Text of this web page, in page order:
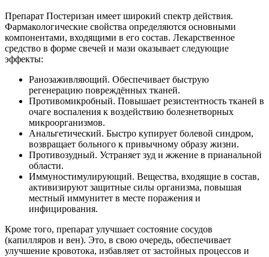
Препарат Постеризан имеет широкий спектр действия.
Фармакологические свойства определяются основными
компонентами, входящими в его состав. Лекарственное
средство в форме свечей и мази оказывает следующие
эффекты:
Ранозаживляющий. Обеспечивает быструю
регенерацию повреждённых тканей.
Противомикробный. Повышает резистентность тканей в
очаге воспаления к воздействию болезнетворных
микроорганизмов.
Анальгетический. Быстро купирует болевой синдром,
возвращает больного к привычному образу жизни.
Противозудный. Устраняет зуд и жжение в прианальной
области.
Иммуностимулирующий. Вещества, входящие в состав,
активизируют защитные силы организма, повышая
местный иммунитет в месте поражения и
инфицирования.
Кроме того, препарат улучшает состояние сосудов
(капилляров и вен). Это, в свою очередь, обеспечивает
улучшение кровотока, избавляет от застойных процессов и